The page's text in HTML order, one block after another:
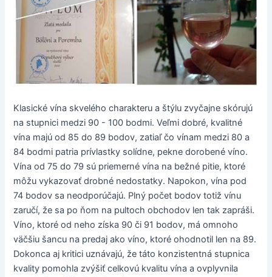
Klasické vína skvelého charakteru a štýlu zvyčajne skórujú
na stupnici medzi 90 - 100 bodmi. Veľmi dobré, kvalitné
vína majú od 85 do 89 bodov, zatiaľ čo vínam medzi 80 a
84 bodmi patria prívlastky solídne, pekne dorobené víno.
Vína od 75 do 79 sú priemerné vína na bežné pitie, ktoré
môžu vykazovať drobné nedostatky. Napokon, vína pod
74 bodov sa neodporúčajú. Plný počet bodov totiž vínu
zaručí, že sa po ňom na pultoch obchodov len tak zapráši.
Víno, ktoré od neho získa 90 či 91 bodov, má omnoho
väčšiu šancu na predaj ako víno, ktoré ohodnotil len na 89.
Dokonca aj kritici uznávajú, že táto konzistentná stupnica
kvality pomohla zvýšiť celkovú kvalitu vína a ovplyvnila